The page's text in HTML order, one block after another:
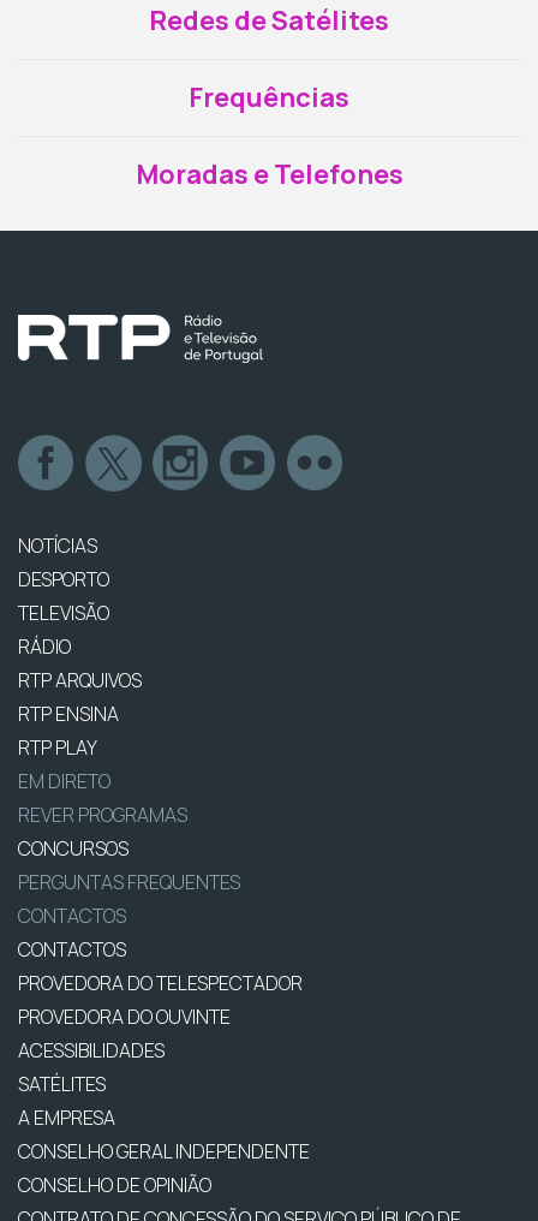
Redes de Satélites
Frequências
Moradas e Telefones
NOTÍCIAS
DESPORTO
TELEVISÃO
RÁDIO
RTP ARQUIVOS
RTP ENSINA
RTP PLAY
EM DIRETO
REVER PROGRAMAS
CONCURSOS
PERGUNTAS FREQUENTES
CONTACTOS
CONTACTOS
PROVEDORA DO TELESPECTADOR
PROVEDORA DO OUVINTE
ACESSIBILIDADES
SATÉLITES
A EMPRESA
CONSELHO GERAL INDEPENDENTE
CONSELHO DE OPINIÃO